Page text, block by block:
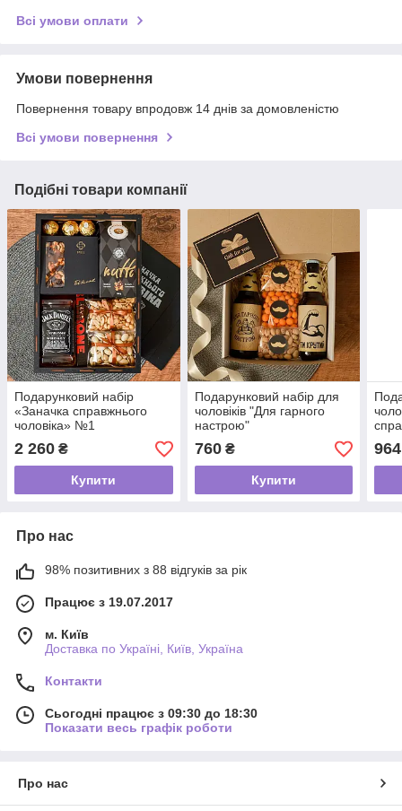
Всі умови оплати
Умови повернення
Повернення товару впродовж 14 днів за домовленістю
Всі умови повернення
Подібні товари компанії
Подарунковий набір
«Заначка справжнього
чоловіка» №1
2 260 ₴
Купити
Подарунковий набір для
чоловіків "Для гарного
настрою"
760₴
Купити
964
Про нас
98% позитивних з 88 відгуків за рік
Працює з 19.07.2017
м. Київ
Доставка по Україні, Київ, Україна
Контакти
Сьогодні працює з 09:30 до 18:30
Показати весь графік роботи
Про нас